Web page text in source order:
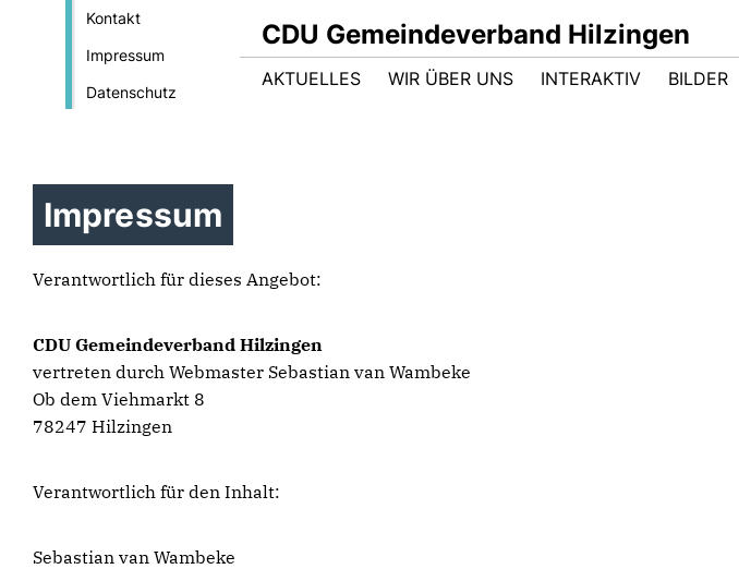
Kontakt
Impressum
Datenschutz
CDU Gemeindeverband Hilzingen
AKTUELLES WIR ÜBER UNS INTERAKTIV BILDER
Impressum
Verantwortlich für dieses Angebot:
CDU Gemeindeverband Hilzingen
vertreten durch Webmaster Sebastian van Wambeke
Ob dem Viehmarkt 8
78247 Hilzingen
Verantwortlich für den Inhalt:
Sebastian van Wambeke